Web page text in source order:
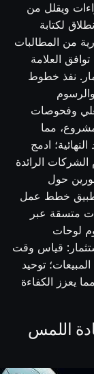
ويقلل من
لكتابة
من المطالبات
العلامة
نفذ خطوط
وفحوصات
مما
ادمج
الرائدة
حول
خطط عمل
متسقة عبر
لوحات
قياس وقت
توحيد
يعزز الكفاءة
اللمس